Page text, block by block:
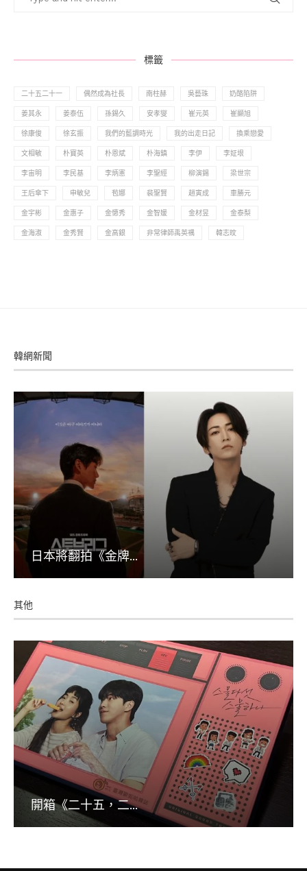
標籤
二十五二十一 偶然成為社長 南柱赫 吳藝珠 奶酪陷阱
姜其永 姜泰伍 孫錫久 安孝燮 崔元英 崔顯旭
徐康俊 徐玄振 我們的藍調時光 我的出走日記 換乘戀愛
文相敏 朴寶英 朴恩斌 朴海鎮 李伊 李姃垠
李宙明 李民基 李炳憲 李聖經 柳演錫 梁世宗
王后傘下 申敏兒 苞娜 裴聖賢 趙寅成 車勝元
金宇彬 金惠子 金憓秀 金智媛 金材昱 金泰梨
金海淑 金秀賢 金高銀 非常律師禹英禑 韓志旼
韓網新聞
日本將翻拍《金牌...
其他
開箱《二十五，二...